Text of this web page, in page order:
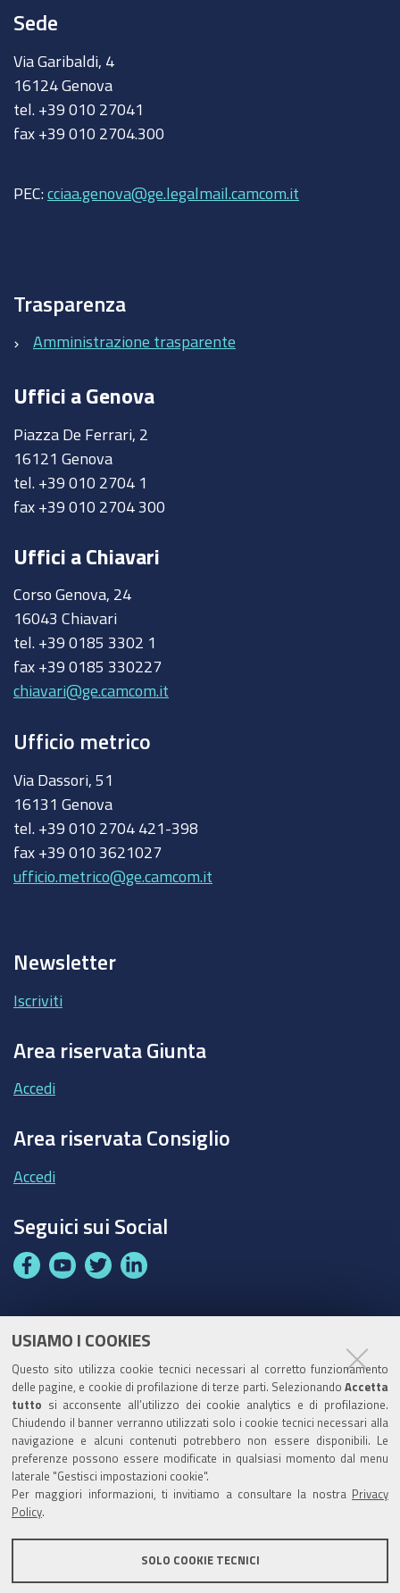
USIAMO I COOKIES
Questo sito utilizza cookie tecnici necessari al corretto funzionamento
delle pagine, e cookie di profilazione di terze parti. Selezionando Accetta
tutto si acconsente all’utilizzo dei cookie analytics e di profilazione.
Chiudendo il banner verranno utilizzati solo i cookie tecnici necessari alla
navigazione e alcuni contenuti potrebbero non essere disponibili. Le
preferenze possono essere modificate in qualsiasi momento dal menu
laterale "Gestisci impostazioni cookie".
Per maggiori informazioni, ti invitiamo a consultare la nostra
Privacy
Policy
SOLO COOKIE TECNICI
Sede
Via Garibaldi, 4
16124 Genova
tel. +39 010 27041
fax +39 010 2704.300
PEC: cciaa.genova@ge.legalmail.camcom.it
Trasparenza
Amministrazione trasparente
Uffici a Genova
Piazza De Ferrari, 2
16121 Genova
tel. +39 010 2704 1
fax +39 010 2704 300
Uffici a Chiavari
Corso Genova, 24
16043 Chiavari
tel. +39 0185 3302 1
fax +39 0185 330227
chiavari@ge.camcom.it
Ufficio metrico
Via Dassori, 51
16131 Genova
tel. +39 010 2704 421-398
fax +39 010 3621027
ufficio.metrico@ge.camcom.it
Newsletter
Iscriviti
Area riservata Giunta
Accedi
Area riservata Consiglio
Accedi
Seguici sui Social
F
e
o
o
k
Y
t
b
e
T
t
e
r
L
k
d
I
n
Codice Univoco Ufficio:UF1SDE
I soggetti privati potranno effettuare i pagamenti
tramite PagoPA con Modalità diretta o con Avviso di
pagamento al seguente linkPaga con PagoPA
Codice IBAN per le pubbliche amministrazioni
Banca D’Italia: IT96Z0100004306TU0000007079